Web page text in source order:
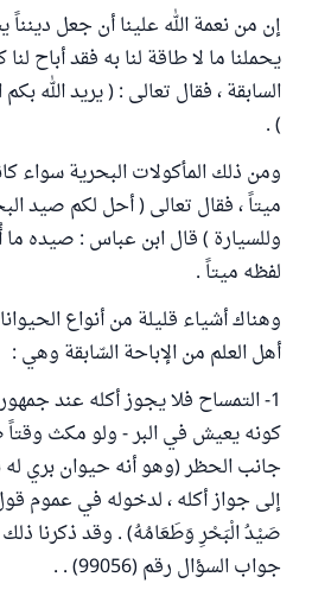
إن من نعمة الله علينا أن جعل دينناً
يحملنا ما لا طاقة لنا به فقد أباح
السابقة ، فقال تعالى : ( يريد الله
) .
ومن ذلك المأكولات البحرية سواء
ميتاً ، فقال تعالى ( أحل لكم صيد
وللسيارة ) قال ابن عباس : صيده
لفظه ميتاً .
وهناك أشياء قليلة من أنواع
أهل العلم من الإباحة السّابقة وهي :
1- التمساح فلا يجوز أكله عند جمهور
كونه يعيش في البر - ولو مكث وقتاً
جانب الحظر (وهو أنه حيوان بري
إلى جواز أكله ، لدخوله في عموم
صَيْدُ الْبَحْرِ وَطَعَامُهُ) . وقد ذكرنا
جواب السؤال رقم (99056) . .